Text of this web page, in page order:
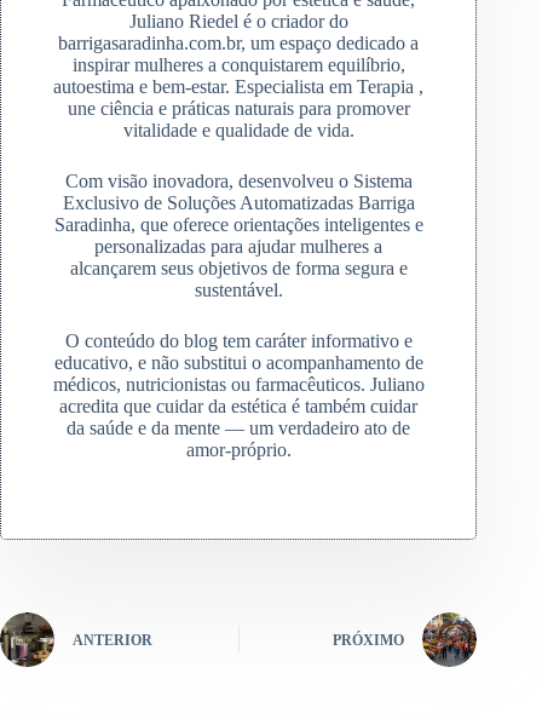
Juliano Riedel é o criador do
barrigasaradinha.com.br, um espaço dedicado a
inspirar mulheres a conquistarem equilíbrio,
autoestima e bem-estar. Especialista em Terapia ,
une ciência e práticas naturais para promover
vitalidade e qualidade de vida.
Com visão inovadora, desenvolveu o Sistema
Exclusivo de Soluções Automatizadas Barriga
Saradinha, que oferece orientações inteligentes e
personalizadas para ajudar mulheres a
alcançarem seus objetivos de forma segura e
sustentável.
O conteúdo do blog tem caráter informativo e
educativo, e não substitui o acompanhamento de
médicos, nutricionistas ou farmacêuticos. Juliano
acredita que cuidar da estética é também cuidar
da saúde e da mente — um verdadeiro ato de
amor-próprio.
ANTERIOR PRÓXIMO